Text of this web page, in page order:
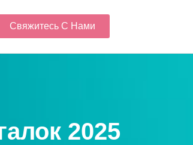
Свяжитесь С Нами
2025